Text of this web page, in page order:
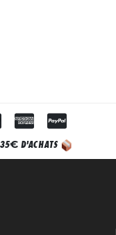
€ D'ACHATS